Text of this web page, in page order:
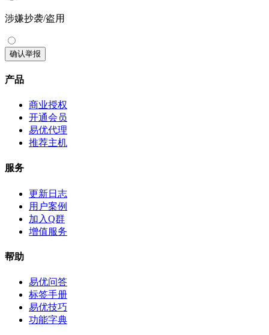
涉嫌抄袭/盗用
确认举报
产品
商业授权
开通会员
易优代理
推荐主机
服务
更新日志
用户案例
加入Q群
增值服务
帮助
易优问答
标签手册
易优技巧
功能字典